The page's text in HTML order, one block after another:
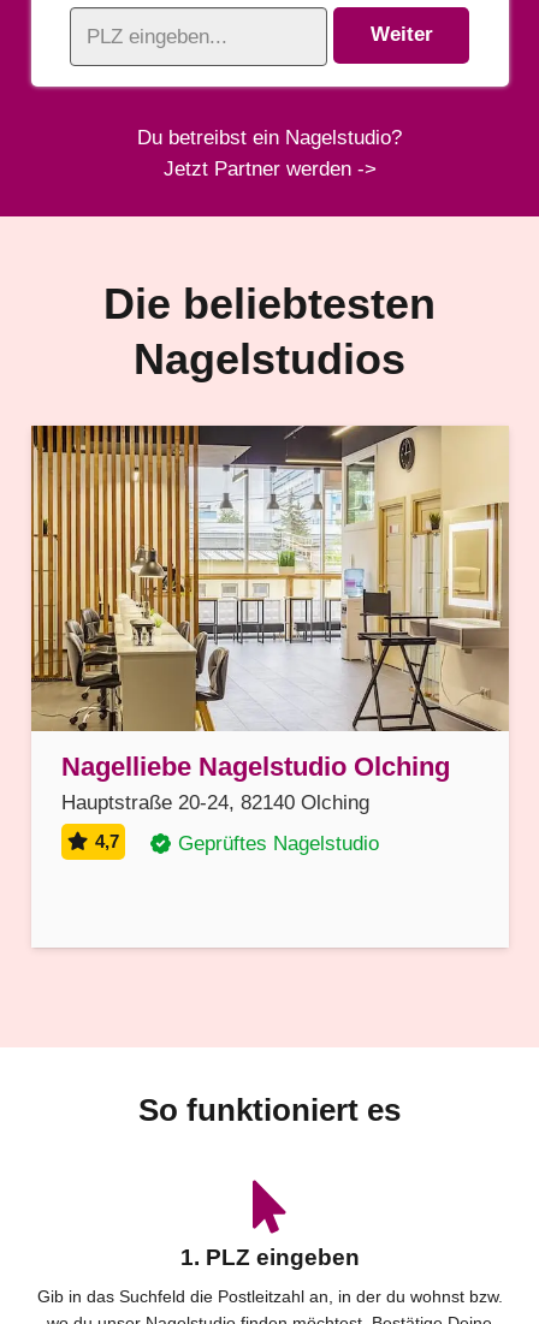
Du betreibst ein Nagelstudio?
Jetzt Partner werden ->
Die beliebtesten
Nagelstudios
Nagelliebe Nagelstudio Olching
Hauptstraße 20-24, 82140 Olching
4,7 Geprüftes Nagelstudio
So funktioniert es
1. PLZ eingeben
Gib in das Suchfeld die Postleitzahl an, in der du wohnst bzw.